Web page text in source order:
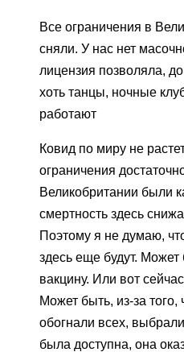
Все ограничения в
сняли. У нас нет
лицензия позволяла,
хоть танцы, ночные
работают
Ковид по миру не
ограничения
Великобритании были
смертность здесь
Поэтому я не думаю,
здесь еще будут. Может
вакцину. Или вот
Может быть, из-за того,
обогнали всех,
была доступна, она